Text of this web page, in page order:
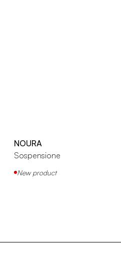
NOURA
Sospensione
New product